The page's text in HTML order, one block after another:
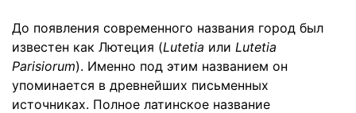
До появления современного названия город был
известен как Лютеция (Lutetia или Lutetia
Parisiorum). Именно под этим названием он
упоминается в древнейших письменных
источниках. Полное латинское название